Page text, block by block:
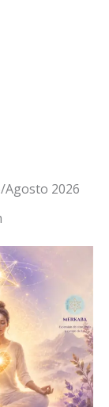
Agosto 2026